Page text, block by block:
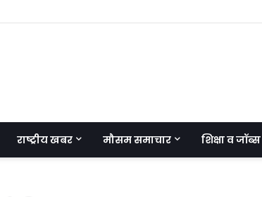
राष्ट्रीय खबर मौसम समाचार शिक्षा व जॉब्स